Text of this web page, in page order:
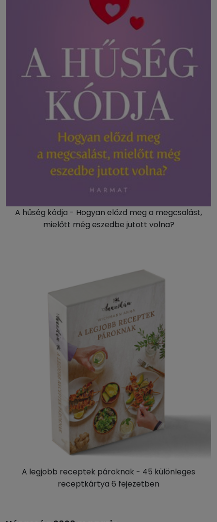
A hűség kódja - Hogyan előzd meg a megcsalást,
mielőtt még eszedbe jutott volna?
A legjobb receptek pároknak - 45 különleges
receptkártya 6 fejezetben